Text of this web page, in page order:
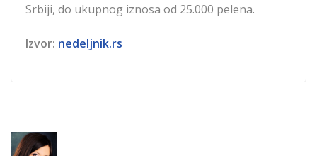
Srbiji, do ukupnog iznosa od 25.000 pelena.
Izvor: nedeljnik.rs